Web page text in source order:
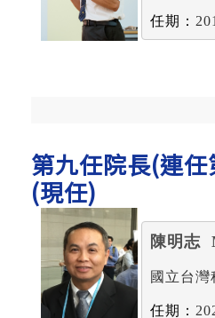
任期：
第九任院長(連
(現任)
陳明志
國立台
任期：